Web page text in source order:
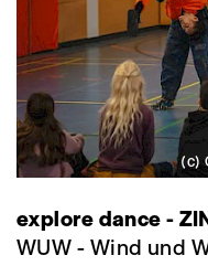
(c)
explore dance -
WUW - Wind und